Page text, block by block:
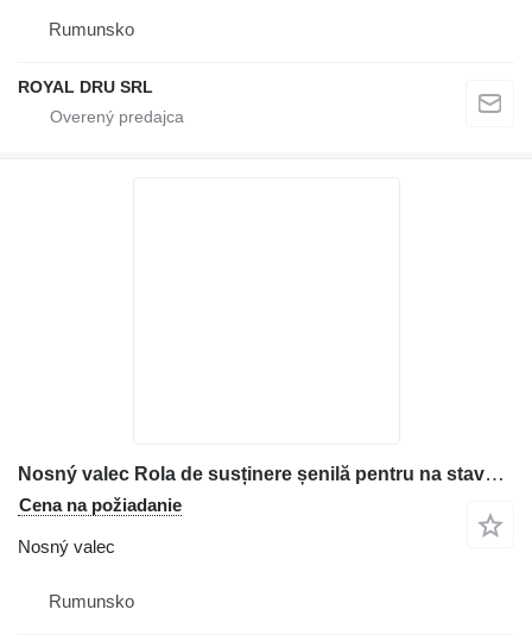
Rumunsko
ROYAL DRU SRL
Nosný valec Rola de susținere șenilă pentru na stavebného stroja Case
Cena na požiadanie
Nosný valec
Rumunsko